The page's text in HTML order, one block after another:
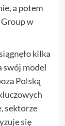
a potem
w
kilka
swój model
Polską
sektorze
się